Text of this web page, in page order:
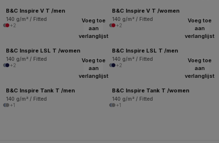
B&C Inspire V T /men
140 g/m² / Fitted
+2
B&C Inspire V T /women
140 g/m² / Fitted
+2
Voeg toe
aan
verlanglijst
B&C Inspire LSL T /women
140 g/m² / Fitted
+2
Voeg toe
aan
verlanglijst
B&C Inspire LSL T /men
140 g/m² / Fitted
+2
Voeg toe
aan
verlanglijst
B&C Inspire Tank T /men
140 g/m² / Fitted
+1
Voeg toe
aan
verlanglijst
B&C Inspire Tank T /women
140 g/m² / Fitted
+1